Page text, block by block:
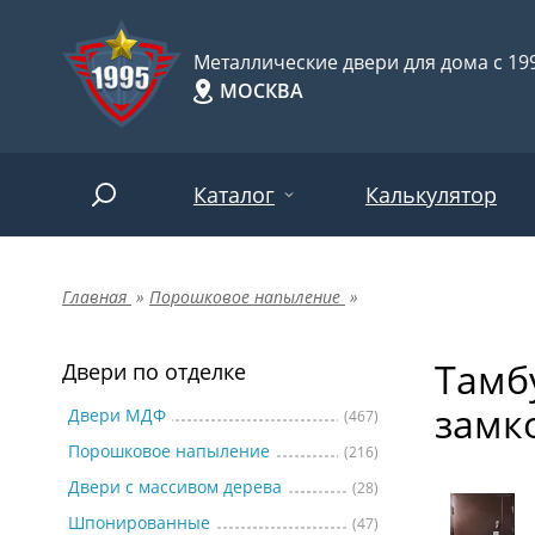
Металлические двери для дома с
МОСКВА
Каталог
Двери по отделке
Двери по назначению
Двери по особенностям
Калькулятор
Главная » Порошковое напыление »
Двери по отделке
Двери МДФ (467)
Порошковое напыление (216)
Двери с массивом дерева (28)
Шпонированные (47)